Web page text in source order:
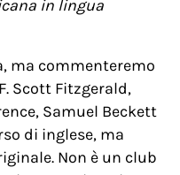
in lingua
ma commenteremo
Scott Fitzgerald,
Samuel Beckett
di inglese, ma
Non è un club